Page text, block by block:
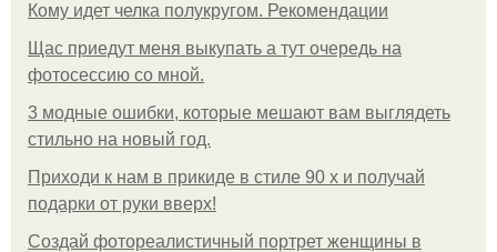
Кому идет челка полукругом. Рекомендации
Щас приедут меня выкупать а тут очередь на
фотосессию со мной.
3 модные ошибки, которые мешают вам выглядеть
стильно на новый год.
Приходи к нам в прикиде в стиле 90 х и получай
подарки от руки вверх!
Создай фотореалистичный портрет женщины в